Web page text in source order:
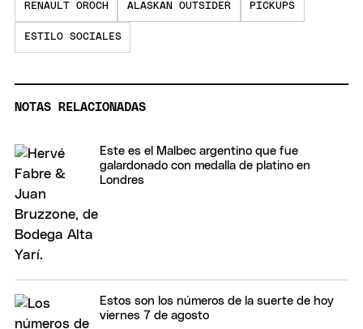
RENAULT OROCH ALASKAN OUTSIDER PICKUPS
ESTILO SOCIALES
NOTAS RELACIONADAS
Este es el Malbec argentino que fue
galardonado con medalla de platino en
Londres
Estos son los números de la suerte de hoy
viernes 7 de agosto